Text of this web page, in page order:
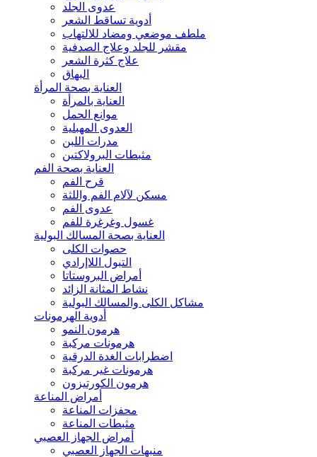
عدوى الجلد
أدوية تساقط الشعر
ملطف موضعي ومضاد للالتهاب
مقشر للجلد وعلاج الصدفية
علاج كثرة الشعر
البهاق
العناية بصحة المرأة
العناية بالمرأة
موانع الحمل
العدوى المهبلية
مدرات اللبن
مثبطات البرولاكتين
العناية بصحة الفم
قرح الفم
مسكن لآلام الفم واللثة
عدوى الفم
غسول وغرغرة للفم
العناية بصحة المسالك البولية
حصوات الكلى
التبول اللاإرادي
أمراض البروستاتا
نشاط المثانة الزائد
مشاكل الكلى والمسالك البولية
أدوية الهرمونات
هرمون النمو
هرمونات مركبة
اضطرابات الغدة الدرقية
هرمونات غير مركبة
هرمون الكورتيزون
أمراض المناعة
محفزات المناعة
مثبطات المناعة
أمراض الجهاز العصبي
منبهات الجهاز العصبي